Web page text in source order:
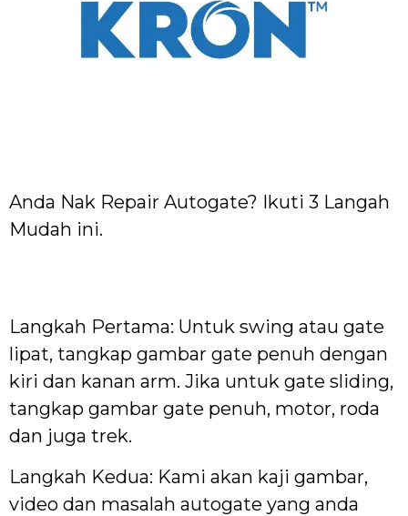
Anda Nak Repair Autogate? Ikuti 3 Langah
Mudah ini.
Langkah Pertama: Untuk swing atau gate
lipat, tangkap gambar gate penuh dengan
kiri dan kanan arm. Jika untuk gate sliding,
tangkap gambar gate penuh, motor, roda
dan juga trek.
Langkah Kedua: Kami akan kaji gambar,
video dan masalah autogate yang anda